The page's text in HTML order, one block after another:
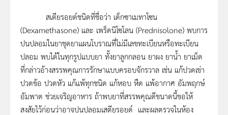
สเตียรอยด์ชนิดที่ชื่อว่า เด็กซาเมทาโซน
(Dexamethasone) และ เพร็ดนิโซโลน (Prednisolone) พบการ
ปนปลอมในยาชุดยาแผนโบราณที่ไม่มีเลขทะเบียนหรือทะเบียน
ปลอม พบได้ในทุกรูปแบบยา ทั้งยาลูกกลอน ยาผง ยาน้ำ ยาเม็ด
ที่กล่าวอ้างสรรพคุณการรักษาแบบครอบจักรวาล เช่น แก้ปวดเข่า
ปวดข้อ ปวดหัว แก้แพ้ทุกชนิด แก้หอบ หืด แพ้อากาศ อัมพฤกษ์
อัมพาต ช่วยเจริญอาหาร ถ้าพบยาที่สรรพคุณดีขนาดนี้ขอให้
สงสัยไว้ก่อนว่าอาจปนปลอมเสตียรอยด์ และผลตรวจในห้อง